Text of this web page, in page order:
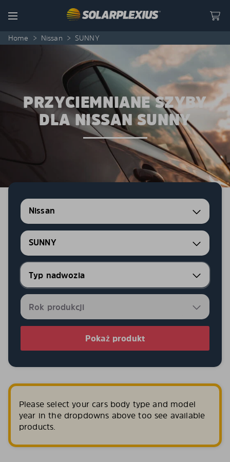
Menu
Home > Nissan > SUNNY
PRZYCIEMNIANE SZYBY
DLA NISSAN SUNNY
Nissan
SUNNY
Pokaż produkt
Please select your cars body type and model
year in the dropdowns above too see available
products.